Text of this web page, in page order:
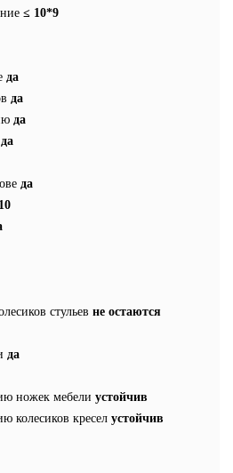
≤ 10*9
да
да
да
да
да
стульев не остаются
да
ножек мебели устойчив
колесиков кресел устойчив